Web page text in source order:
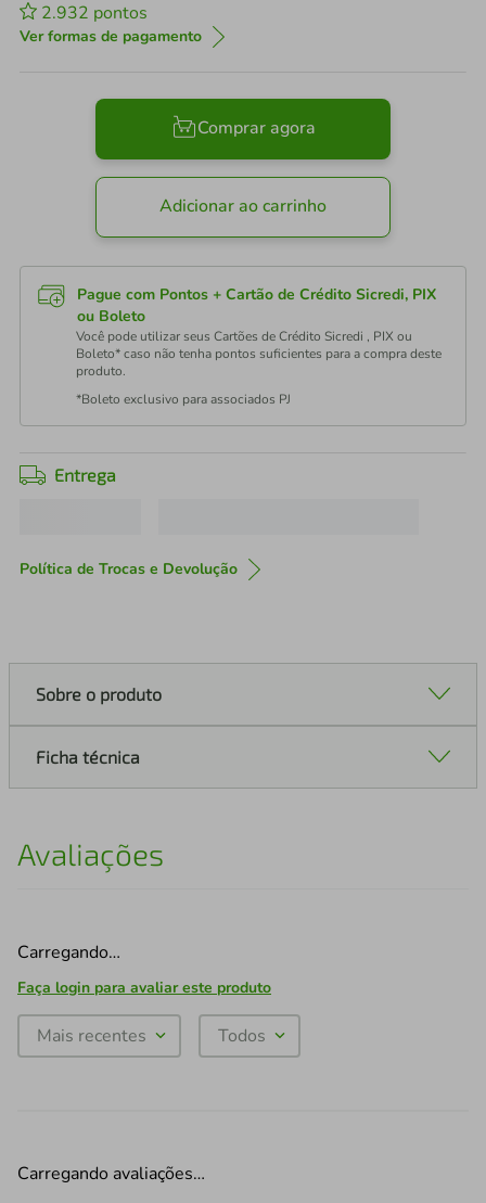
2.932 pontos
Ver formas de pagamento
Comprar agora
Adicionar ao carrinho
Pague com Pontos + Cartão de Crédito Sicredi, PIX
ou Boleto
Você pode utilizar seus Cartões de Crédito Sicredi , PIX ou
Boleto* caso não tenha pontos suficientes para a compra deste
produto.
*Boleto exclusivo para associados PJ
Entrega
Política de Trocas e Devolução
Sobre o produto
Ficha técnica
Avaliações
Carregando…
Faça login para avaliar este produto
Mais recentes Todos
Carregando avaliações…